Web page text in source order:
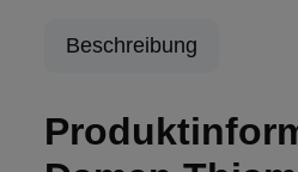
Beschreibung